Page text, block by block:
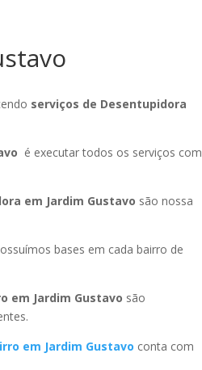
serviços de Desentupidora
é executar todos os serviços com
em Jardim Gustavo são nossa
bases em cada bairro de
em Jardim Gustavo são
em Jardim Gustavo conta com